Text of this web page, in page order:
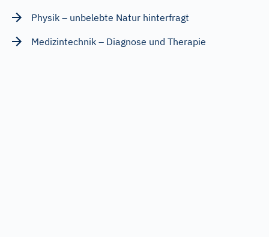
Physik – unbelebte Natur hinterfragt
Medizintechnik – Diagnose und Therapie